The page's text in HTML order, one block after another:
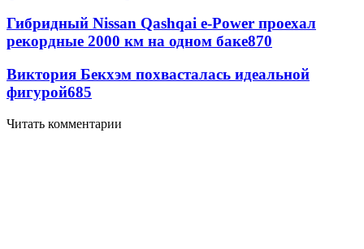
Гибридный Nissan Qashqai e-Power проехал
рекордные 2000 км на одном баке870
Виктория Бекхэм похвасталась идеальной
фигурой685
Читать комментарии